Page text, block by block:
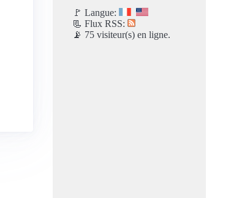
🚩 Langue:
📃 Flux RSS:
📡 75 visiteur(s) en ligne.